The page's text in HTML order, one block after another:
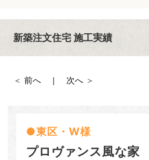
新築注文住宅 施工実績
前へ 次へ
東区・W様
プロヴァンス風な家